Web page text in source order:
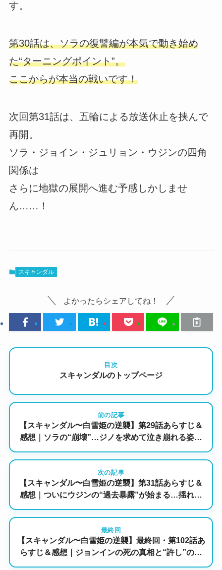
す。
第30話は、ソラの復讐編が本気で動き始め
た“ターニングポイント”。
ここからが本当の戦いです！
次回第31話は、五輪による放送休止を挟んで
再開。
ソラ・ジョイン・ジュリョン・ウジンの四角
関係は
さらに地獄の展開へ進む予感しかしませ
ん……！
スキャンダル
よかったらシェアしてね！
目次
スキャンダルのトップページ
前の記事
【スキャンダル〜白雪姫の逆襲】第29話あらすじ＆
感想｜ソラの“崩壊”…ジノを求めて泣き崩れる姿が
次の記事
【スキャンダル〜白雪姫の逆襲】第31話あらすじ＆
感想｜ついにウジンの“過去暴露”が始まる…揺れる
最終回
【スキャンダル〜白雪姫の逆襲】最終回・第102話あ
らすじ＆感想｜ジョンインの死の真相と“許し”の行